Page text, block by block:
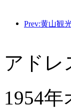
アドレ
1954年